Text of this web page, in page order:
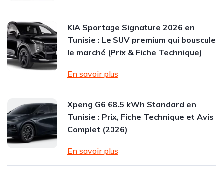
KIA Sportage Signature 2026 en
Tunisie : Le SUV premium qui bouscule
le marché (Prix & Fiche Technique)
En savoir plus
Xpeng G6 68.5 kWh Standard en
Tunisie : Prix, Fiche Technique et Avis
Complet (2026)
En savoir plus